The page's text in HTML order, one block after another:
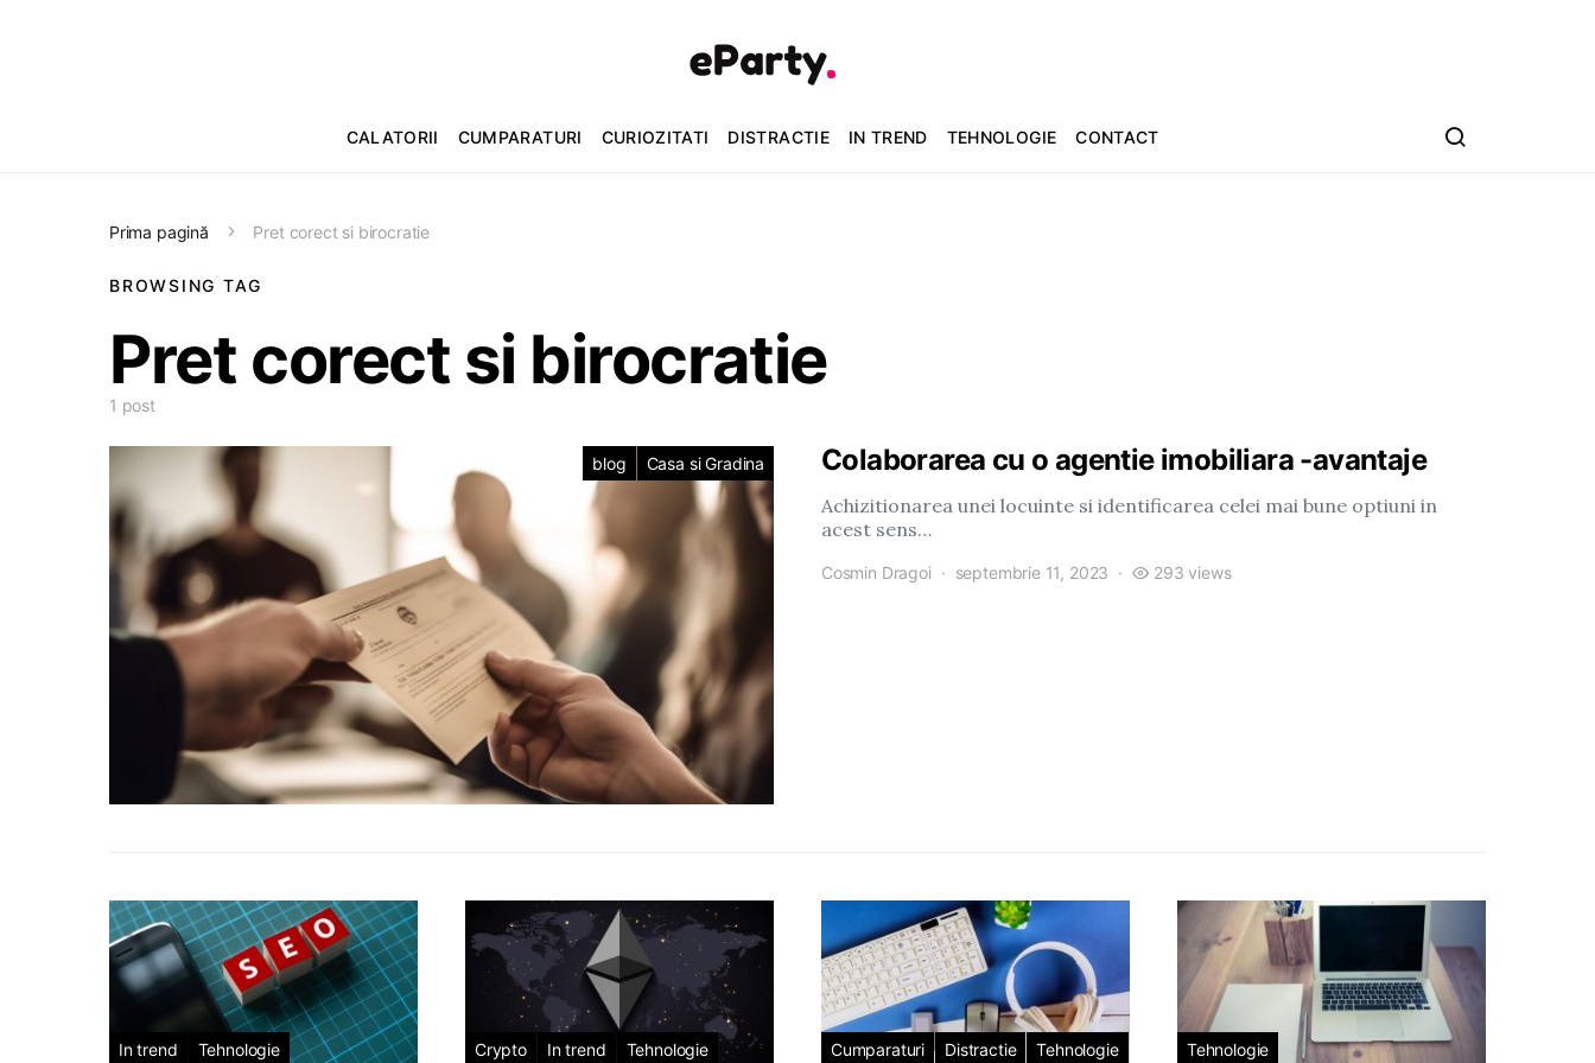
CALATORII CUMPARATURI CURIOZITATI DISTRACTIE IN TREND TEHNOLOGIE CONTACT
Prima pagină Pret corect si birocratie
BROWSING TAG
Pret corect si birocratie
1 post
blog Casa si Gradina Colaborarea cu o agentie imobiliara -avantaje
Achizitionarea unei locuinte si identificarea celei mai bune optiuni in
acest sens…
Cosmin Dragoi septembrie 11, 2023 293 views
In trend Tehnologie Crypto In trend Tehnologie Cumparaturi Distractie Tehnologie Tehnologie